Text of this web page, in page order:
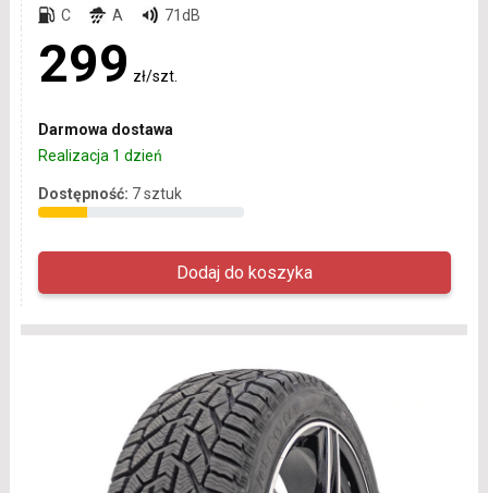
C A 71dB
299 zł/szt.
Darmowa dostawa
Realizacja 1 dzień
Dostępność: 7 sztuk